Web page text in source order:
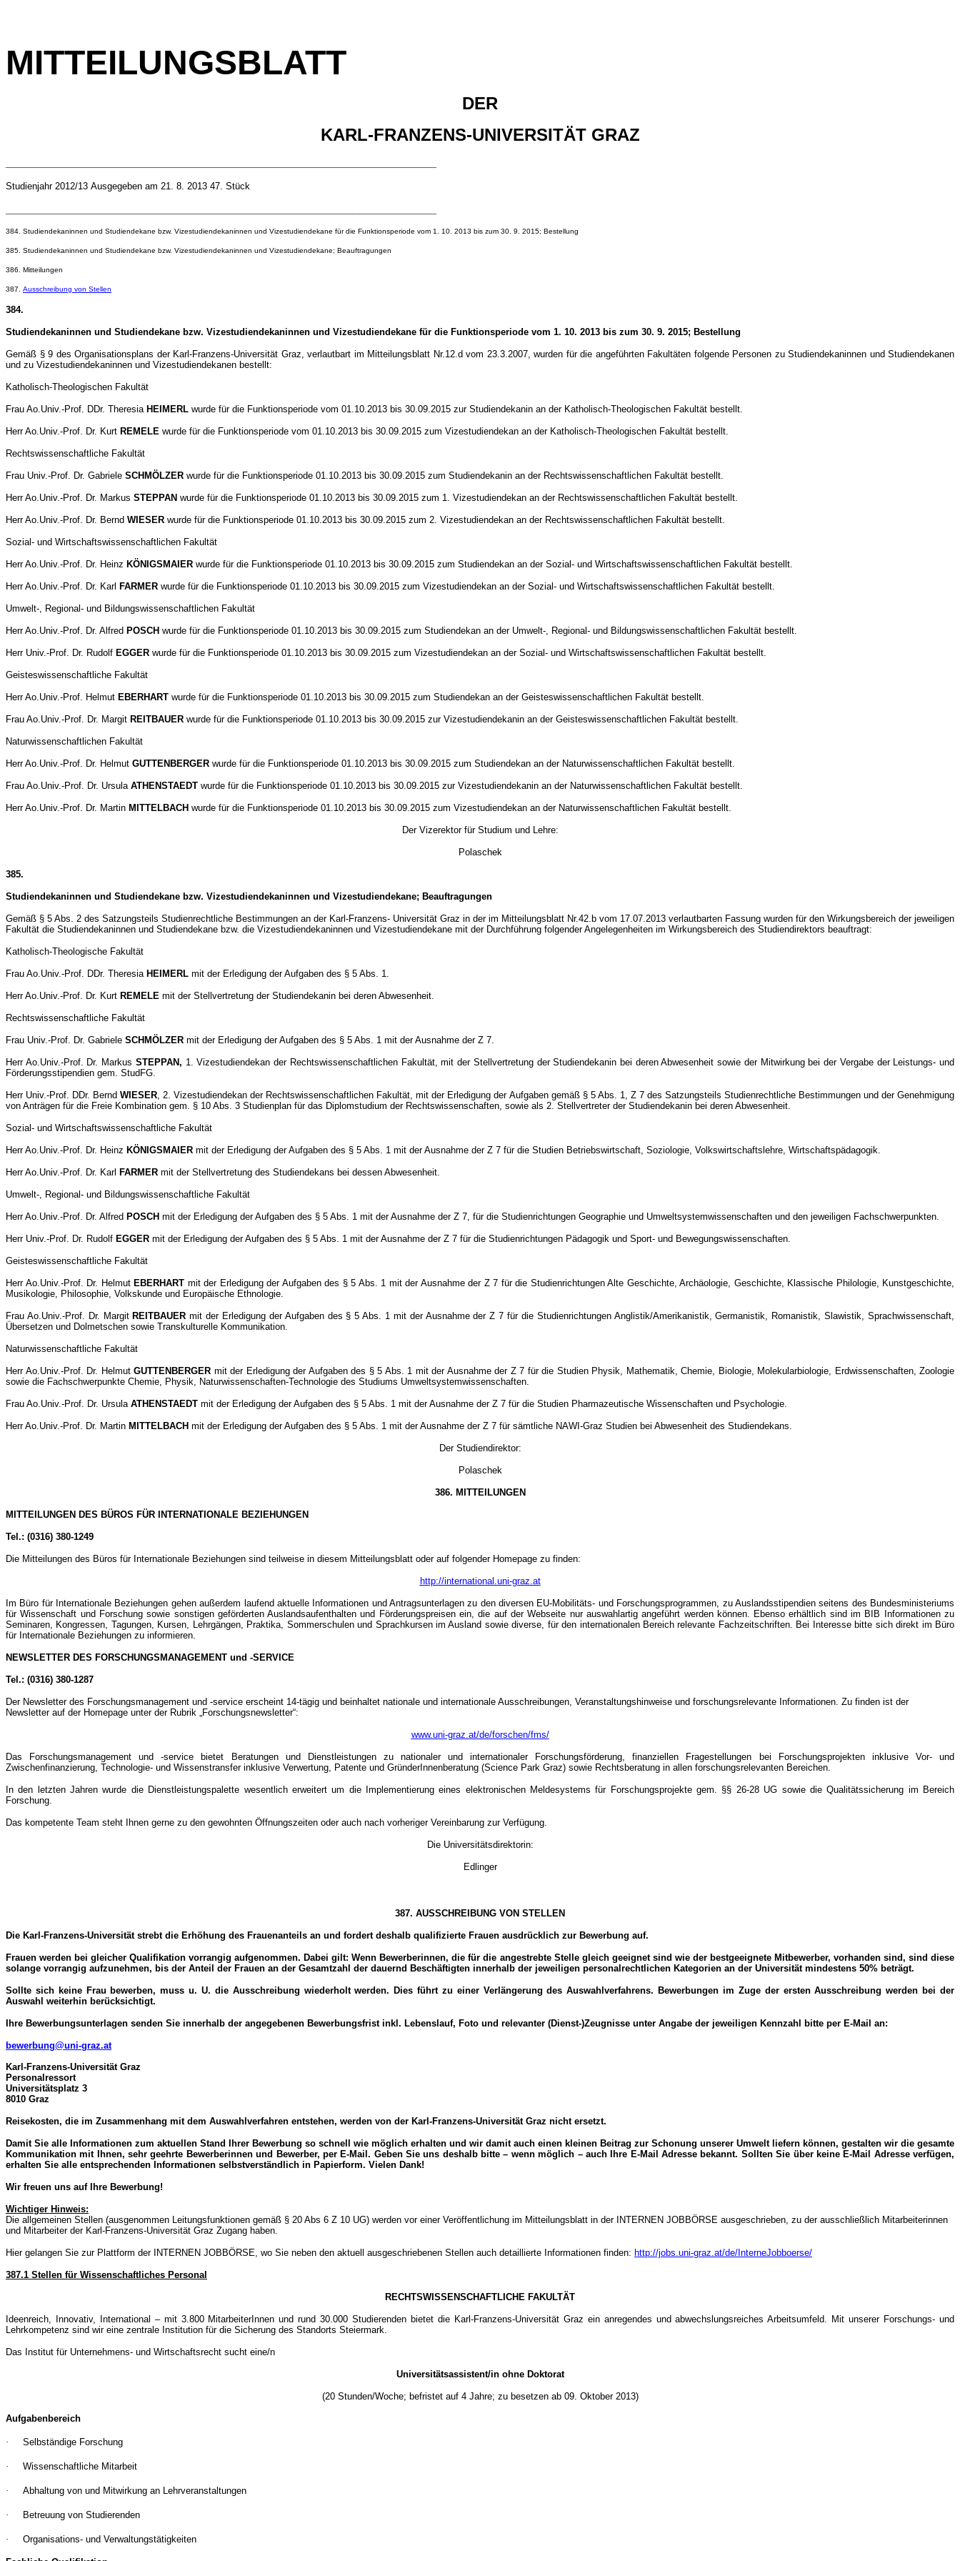
MITTEILUNGSBLATT
DER
KARL-FRANZENS-UNIVERSITÄT GRAZ
Studienjahr 2012/13 Ausgegeben am 21. 8. 2013 47. Stück
384. Studiendekaninnen und Studiendekane bzw. Vizestudiendekaninnen und Vizestudiendekane für die Funktionsperiode vom 1. 10. 2013 bis zum 30. 9. 2015; Bestellung
385. Studiendekaninnen und Studiendekane bzw. Vizestudiendekaninnen und Vizestudiendekane; Beauftragungen
386. Mitteilungen
387. Ausschreibung von Stellen
384.
Studiendekaninnen und Studiendekane bzw. Vizestudiendekaninnen und Vizestudiendekane für die Funktionsperiode vom 1. 10. 2013 bis zum 30. 9. 2015; Bestellung
Gemäß § 9 des Organisationsplans der Karl-Franzens-Universität Graz, verlautbart im Mitteilungsblatt Nr.12.d vom 23.3.2007, wurden für die angeführten Fakultäten folgende Personen zu Studiendekaninnen und Studiendekanen
und zu Vizestudiendekaninnen und Vizestudiendekanen bestellt:
Katholisch-Theologischen Fakultät
Frau Ao.Univ.-Prof. DDr. Theresia HEIMERL wurde für die Funktionsperiode vom 01.10.2013 bis 30.09.2015 zur Studiendekanin an der Katholisch-Theologischen Fakultät bestellt.
Herr Ao.Univ.-Prof. Dr. Kurt REMELE wurde für die Funktionsperiode vom 01.10.2013 bis 30.09.2015 zum Vizestudiendekan an der Katholisch-Theologischen Fakultät bestellt.
Rechtswissenschaftliche Fakultät
Frau Univ.-Prof. Dr. Gabriele SCHMÖLZER wurde für die Funktionsperiode 01.10.2013 bis 30.09.2015 zum Studiendekanin an der Rechtswissenschaftlichen Fakultät bestellt.
Herr Ao.Univ.-Prof. Dr. Markus STEPPAN wurde für die Funktionsperiode 01.10.2013 bis 30.09.2015 zum 1. Vizestudiendekan an der Rechtswissenschaftlichen Fakultät bestellt.
Herr Ao.Univ.-Prof. Dr. Bernd WIESER wurde für die Funktionsperiode 01.10.2013 bis 30.09.2015 zum 2. Vizestudiendekan an der Rechtswissenschaftlichen Fakultät bestellt.
Sozial- und Wirtschaftswissenschaftlichen Fakultät
Herr Ao.Univ.-Prof. Dr. Heinz KÖNIGSMAIER wurde für die Funktionsperiode 01.10.2013 bis 30.09.2015 zum Studiendekan an der Sozial- und Wirtschaftswissenschaftlichen Fakultät bestellt.
Herr Ao.Univ.-Prof. Dr. Karl FARMER wurde für die Funktionsperiode 01.10.2013 bis 30.09.2015 zum Vizestudiendekan an der Sozial- und Wirtschaftswissenschaftlichen Fakultät bestellt.
Umwelt-, Regional- und Bildungswissenschaftlichen Fakultät
Herr Ao.Univ.-Prof. Dr. Alfred POSCH wurde für die Funktionsperiode 01.10.2013 bis 30.09.2015 zum Studiendekan an der Umwelt-, Regional- und Bildungswissenschaftlichen Fakultät bestellt.
Herr Univ.-Prof. Dr. Rudolf EGGER wurde für die Funktionsperiode 01.10.2013 bis 30.09.2015 zum Vizestudiendekan an der Sozial- und Wirtschaftswissenschaftlichen Fakultät bestellt.
Geisteswissenschaftliche Fakultät
Herr Ao.Univ.-Prof. Helmut EBERHART wurde für die Funktionsperiode 01.10.2013 bis 30.09.2015 zum Studiendekan an der Geisteswissenschaftlichen Fakultät bestellt.
Frau Ao.Univ.-Prof. Dr. Margit REITBAUER wurde für die Funktionsperiode 01.10.2013 bis 30.09.2015 zur Vizestudiendekanin an der Geisteswissenschaftlichen Fakultät bestellt.
Naturwissenschaftlichen Fakultät
Herr Ao.Univ.-Prof. Dr. Helmut GUTTENBERGER wurde für die Funktionsperiode 01.10.2013 bis 30.09.2015 zum Studiendekan an der Naturwissenschaftlichen Fakultät bestellt.
Frau Ao.Univ.-Prof. Dr. Ursula ATHENSTAEDT wurde für die Funktionsperiode 01.10.2013 bis 30.09.2015 zur Vizestudiendekanin an der Naturwissenschaftlichen Fakultät bestellt.
Herr Ao.Univ.-Prof. Dr. Martin MITTELBACH wurde für die Funktionsperiode 01.10.2013 bis 30.09.2015 zum Vizestudiendekan an der Naturwissenschaftlichen Fakultät bestellt.
Der Vizerektor für Studium und Lehre:
Polaschek
385.
Studiendekaninnen und Studiendekane bzw. Vizestudiendekaninnen und Vizestudiendekane; Beauftragungen
Gemäß § 5 Abs. 2 des Satzungsteils Studienrechtliche Bestimmungen an der Karl-Franzens- Universität Graz in der im Mitteilungsblatt Nr.42.b vom 17.07.2013 verlautbarten Fassung wurden für den Wirkungsbereich der jeweiligen
Fakultät die Studiendekaninnen und Studiendekane bzw. die Vizestudiendekaninnen und Vizestudiendekane mit der Durchführung folgender Angelegenheiten im Wirkungsbereich des Studiendirektors beauftragt:
Katholisch-Theologische Fakultät
Frau Ao.Univ.-Prof. DDr. Theresia HEIMERL mit der Erledigung der Aufgaben des § 5 Abs. 1.
Herr Ao.Univ.-Prof. Dr. Kurt REMELE mit der Stellvertretung der Studiendekanin bei deren Abwesenheit.
Rechtswissenschaftliche Fakultät
Frau Univ.-Prof. Dr. Gabriele SCHMÖLZER mit der Erledigung der Aufgaben des § 5 Abs. 1 mit der Ausnahme der Z 7.
Herr Ao.Univ.-Prof. Dr. Markus STEPPAN, 1. Vizestudiendekan der Rechtswissenschaftlichen Fakultät, mit der Stellvertretung der Studiendekanin bei deren Abwesenheit sowie der Mitwirkung bei der Vergabe der Leistungs- und
Förderungsstipendien gem. StudFG.
Herr Univ.-Prof. DDr. BerndWIESER, 2. Vizestudiendekan der Rechtswissenschaftlichen Fakultät, mit der Erledigung der Aufgaben gemäß § 5 Abs. 1, Z 7 des Satzungsteils Studienrechtliche Bestimmungen und der Genehmigung
von Anträgen für die Freie Kombination gem. § 10 Abs. 3 Studienplan für das Diplomstudium der Rechtswissenschaften, sowie als 2. Stellvertreter der Studiendekanin bei deren Abwesenheit.
Sozial- und Wirtschaftswissenschaftliche Fakultät
Herr Ao.Univ.-Prof. Dr. Heinz KÖNIGSMAIER mit der Erledigung der Aufgaben des § 5 Abs. 1 mit der Ausnahme der Z 7 für die Studien Betriebswirtschaft, Soziologie, Volkswirtschaftslehre, Wirtschaftspädagogik.
Herr Ao.Univ.-Prof. Dr. Karl FARMER mit der Stellvertretung des Studiendekans bei dessen Abwesenheit.
Umwelt-, Regional- und Bildungswissenschaftliche Fakultät
Herr Ao.Univ.-Prof. Dr. Alfred POSCH mit der Erledigung der Aufgaben des § 5 Abs. 1 mit der Ausnahme der Z 7, für die Studienrichtungen Geographie und Umweltsystemwissenschaften und den jeweiligen Fachschwerpunkten.
Herr Univ.-Prof. Dr. Rudolf EGGER mit der Erledigung der Aufgaben des § 5 Abs. 1 mit der Ausnahme der Z 7 für die Studienrichtungen Pädagogik und Sport- und Bewegungswissenschaften.
Geisteswissenschaftliche Fakultät
Herr Ao.Univ.-Prof. Dr. Helmut EBERHART mit der Erledigung der Aufgaben des § 5 Abs. 1 mit der Ausnahme der Z 7 für die Studienrichtungen Alte Geschichte, Archäologie, Geschichte, Klassische Philologie, Kunstgeschichte,
Musikologie, Philosophie, Volkskunde und Europäische Ethnologie.
Frau Ao.Univ.-Prof. Dr. Margit REITBAUERmit der Erledigung der Aufgaben des § 5 Abs. 1 mit der Ausnahme der Z 7 für die Studienrichtungen Anglistik/Amerikanistik, Germanistik, Romanistik, Slawistik, Sprachwissenschaft,
Übersetzen und Dolmetschen sowie Transkulturelle Kommunikation.
Naturwissenschaftliche Fakultät
Herr Ao.Univ.-Prof. Dr. Helmut GUTTENBERGER mit der Erledigung der Aufgaben des § 5 Abs. 1 mit der Ausnahme der Z 7 für die Studien Physik, Mathematik, Chemie, Biologie, Molekularbiologie, Erdwissenschaften, Zoologie
sowie die Fachschwerpunkte Chemie, Physik, Naturwissenschaften-Technologie des Studiums Umweltsystemwissenschaften.
Frau Ao.Univ.-Prof. Dr. Ursula ATHENSTAEDT mit der Erledigung der Aufgaben des § 5 Abs. 1 mit der Ausnahme der Z 7 für die Studien Pharmazeutische Wissenschaften und Psychologie.
Herr Ao.Univ.-Prof. Dr. Martin MITTELBACH mit der Erledigung der Aufgaben des § 5 Abs. 1 mit der Ausnahme der Z 7 für sämtliche NAWI-Graz Studien bei Abwesenheit des Studiendekans.
Der Studiendirektor:
Polaschek
386. MITTEILUNGEN
MITTEILUNGEN DES BÜROS FÜR INTERNATIONALE BEZIEHUNGEN
Tel.: (0316) 380-1249
Die Mitteilungen des Büros für Internationale Beziehungen sind teilweise in diesem Mitteilungsblatt oder auf folgender Homepage zu finden:
http://international.uni-graz.at
Im Büro für Internationale Beziehungen gehen außerdem laufend aktuelle Informationen und Antragsunterlagen zu den diversen EU-Mobilitäts- und Forschungsprogrammen, zu Auslandsstipendien seitens des Bundesministeriums
für Wissenschaft und Forschung sowie sonstigen geförderten Auslandsaufenthalten und Förderungspreisen ein, die auf der Webseite nur auswahlartig angeführt werden können. Ebenso erhältlich sind im BIB Informationen zu
Seminaren, Kongressen, Tagungen, Kursen, Lehrgängen, Praktika, Sommerschulen und Sprachkursen im Ausland sowie diverse, für den internationalen Bereich relevante Fachzeitschriften. Bei Interesse bitte sich direkt im Büro
für Internationale Beziehungen zu informieren.
NEWSLETTER DES FORSCHUNGSMANAGEMENT und -SERVICE
Tel.: (0316) 380-1287
Der Newsletter des Forschungsmanagement und -service erscheint 14-tägig und beinhaltet nationale und internationale Ausschreibungen, Veranstaltungshinweise und forschungsrelevante Informationen. Zu finden ist der
Newsletter auf der Homepage unter der Rubrik „Forschungsnewsletter“:
www.uni-graz.at/de/forschen/fms/
Das Forschungsmanagement und -service bietet Beratungen und Dienstleistungen zu nationaler und internationaler Forschungsförderung, finanziellen Fragestellungen bei Forschungsprojekten inklusive Vor- und
Zwischenfinanzierung, Technologie- und Wissenstransfer inklusive Verwertung, Patente und GründerInnenberatung (Science Park Graz) sowie Rechtsberatung in allen forschungsrelevanten Bereichen.
In den letzten Jahren wurde die Dienstleistungspalette wesentlich erweitert um die Implementierung eines elektronischen Meldesystems für Forschungsprojekte gem. §§ 26-28 UG sowie die Qualitätssicherung im Bereich
Forschung.
Das kompetente Team steht Ihnen gerne zu den gewohnten Öffnungszeiten oder auch nach vorheriger Vereinbarung zur Verfügung.
Die Universitätsdirektorin:
Edlinger
387. AUSSCHREIBUNG VON STELLEN
Die Karl-Franzens-Universität strebt die Erhöhung des Frauenanteils an und fordert deshalb qualifizierte Frauen ausdrücklich zur Bewerbung auf.
Frauen werden bei gleicher Qualifikation vorrangig aufgenommen. Dabei gilt: Wenn Bewerberinnen, die für die angestrebte Stelle gleich geeignet sind wie der bestgeeignete Mitbewerber, vorhanden sind, sind diese
solange vorrangig aufzunehmen, bis der Anteil der Frauen an der Gesamtzahl der dauernd Beschäftigten innerhalb der jeweiligen personalrechtlichen Kategorien an der Universität mindestens 50% beträgt.
Sollte sich keine Frau bewerben, muss u. U. die Ausschreibung wiederholt werden. Dies führt zu einer Verlängerung des Auswahlverfahrens. Bewerbungen im Zuge der ersten Ausschreibung werden bei der
Auswahl weiterhin berücksichtigt.
Ihre Bewerbungsunterlagen senden Sie innerhalb der angegebenen Bewerbungsfrist inkl. Lebenslauf, Foto und relevanter (Dienst-)Zeugnisse unter Angabe der jeweiligen Kennzahl bitte per E-Mail an:
bewerbung@uni-graz.at
Karl-Franzens-Universität Graz
Personalressort
Universitätsplatz 3
8010 Graz
Reisekosten, die im Zusammenhang mit dem Auswahlverfahren entstehen, werden von der Karl-Franzens-Universität Graz nicht ersetzt.
Damit Sie alle Informationen zum aktuellen Stand Ihrer Bewerbung so schnell wie möglich erhalten und wir damit auch einen kleinen Beitrag zur Schonung unserer Umwelt liefern können, gestalten wir die gesamte
Kommunikation mit Ihnen, sehr geehrte Bewerberinnen und Bewerber, per E-Mail. Geben Sie uns deshalb bitte – wenn möglich – auch Ihre E-Mail Adresse bekannt. Sollten Sie über keine E-Mail Adresse verfügen,
erhalten Sie alle entsprechenden Informationen selbstverständlich in Papierform. Vielen Dank!
Wir freuen uns auf Ihre Bewerbung!
Wichtiger Hinweis:
Die allgemeinen Stellen (ausgenommen Leitungsfunktionen gemäß § 20 Abs 6 Z 10 UG) werden vor einer Veröffentlichung im Mitteilungsblatt in der INTERNEN JOBBÖRSE ausgeschrieben, zu der ausschließlich Mitarbeiterinnen
und Mitarbeiter der Karl-Franzens-Universität Graz Zugang haben.
Hier gelangen Sie zur Plattform der INTERNEN JOBBÖRSE, wo Sie neben den aktuell ausgeschriebenen Stellen auch detaillierte Informationen finden: http://jobs.uni-graz.at/de/InterneJobboerse/
387.1 Stellen für Wissenschaftliches Personal
RECHTSWISSENSCHAFTLICHE FAKULTÄT
Ideenreich, Innovativ, International – mit 3.800 MitarbeiterInnen und rund 30.000 Studierenden bietet die Karl-Franzens-Universität Graz ein anregendes und abwechslungsreiches Arbeitsumfeld. Mit unserer Forschungs- und
Lehrkompetenz sind wir eine zentrale Institution für die Sicherung des Standorts Steiermark.
Das Institut für Unternehmens- und Wirtschaftsrecht sucht eine/n
Universitätsassistent/in ohne Doktorat
(20 Stunden/Woche; befristet auf 4 Jahre; zu besetzen ab 09. Oktober 2013)
Aufgabenbereich
· Selbständige Forschung
· Wissenschaftliche Mitarbeit
· Abhaltung von und Mitwirkung an Lehrveranstaltungen
· Betreuung von Studierenden
· Organisations- und Verwaltungstätigkeiten